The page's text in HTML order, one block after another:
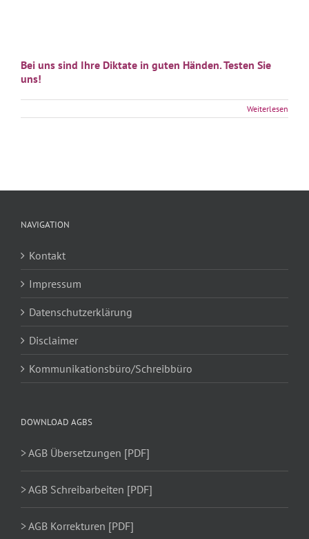
Bei uns sind Ihre Diktate in guten Händen. Testen Sie
uns!
Weiterlesen
NAVIGATION
Kontakt
Impressum
Datenschutzerklärung
Disclaimer
Kommunikationsbüro/Schreibbüro
DOWNLOAD AGBS
> AGB Übersetzungen [PDF]
> AGB Schreibarbeiten [PDF]
> AGB Korrekturen [PDF]